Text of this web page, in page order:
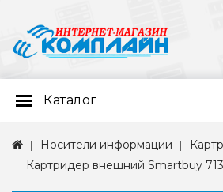
Каталог
Носители информации
Картридер внешний Smartbuy